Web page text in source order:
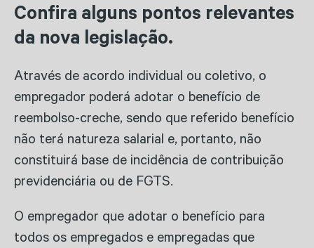
Confira alguns pontos relevantes
da nova legislação.
Através de acordo individual ou coletivo, o
empregador poderá adotar o benefício de
reembolso-creche, sendo que referido benefício
não terá natureza salarial e, portanto, não
constituirá base de incidência de contribuição
previdenciária ou de FGTS.
O empregador que adotar o benefício para
todos os empregados e empregadas que